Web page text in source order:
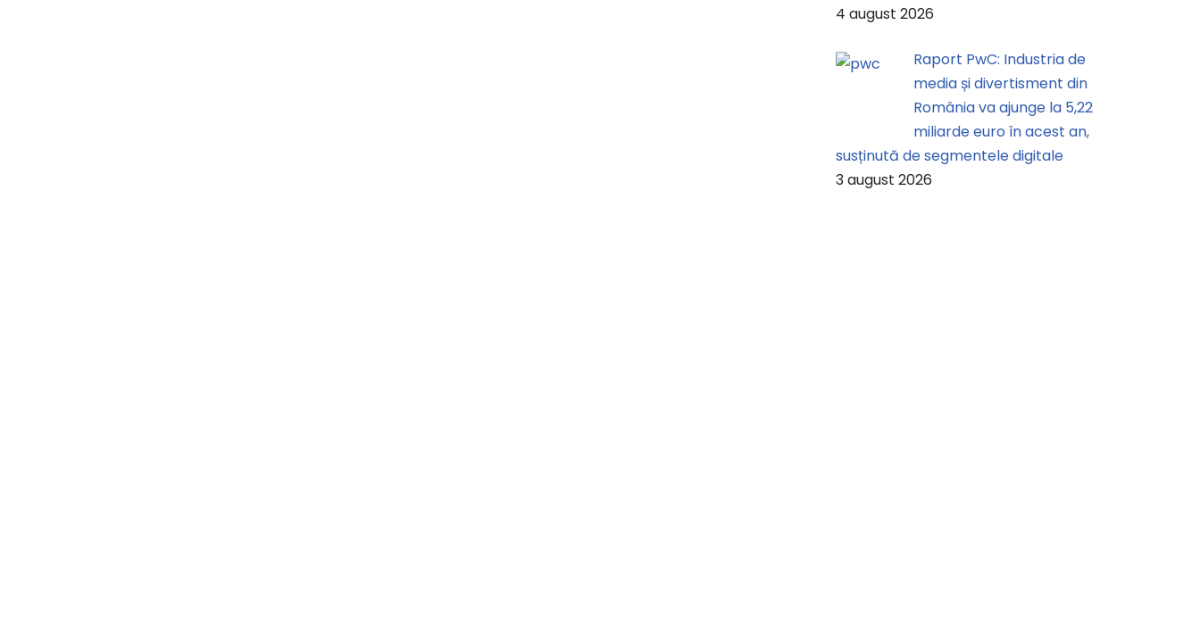
4 august 2026
Raport PwC: Industria de
media și divertisment din
România va ajunge la 5,22
miliarde euro în acest an,
susținută de segmentele digitale
3 august 2026